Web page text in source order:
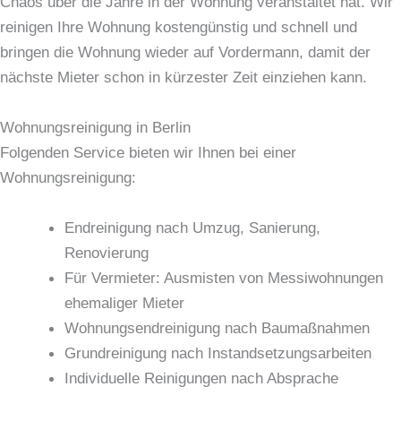
reinigen Ihre Wohnung kostengünstig und schnell und
bringen die Wohnung wieder auf Vordermann, damit der
nächste Mieter schon in kürzester Zeit einziehen kann.
Wohnungsreinigung in Berlin
Folgenden Service bieten wir Ihnen bei einer
Wohnungsreinigung:
Endreinigung nach Umzug, Sanierung,
Renovierung
Für Vermieter: Ausmisten von Messiwohnungen
ehemaliger Mieter
Wohnungsendreinigung nach Baumaßnahmen
Grundreinigung nach Instandsetzungsarbeiten
Individuelle Reinigungen nach Absprache